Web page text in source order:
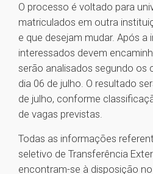
O processo é voltado para
matriculados em outra
e que desejam mudar. Após a
interessados devem
serão analisados segundo os
dia 06 de julho. O resultado
de julho, conforme
de vagas previstas.
Todas as informações
seletivo de Transferência
encontram-se à disposição no